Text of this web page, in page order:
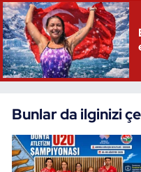
Bunlar da ilginizi